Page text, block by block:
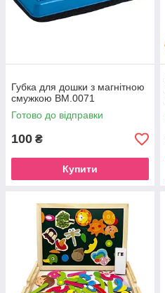
Губка для дошки з магнітною
смужкою BM.0071
Готово до відправки
100 ₴
Купити